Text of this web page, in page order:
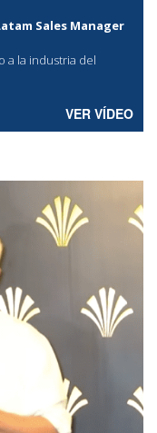
Sales Manager
a la industria del
VER VÍDEO